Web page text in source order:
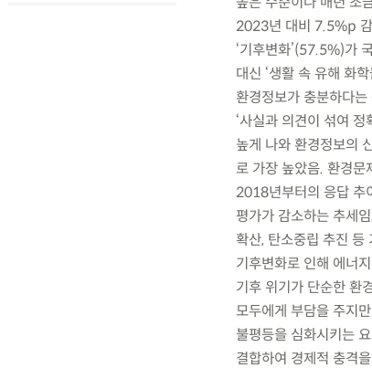
2023년 대비 7.5%p 감
‘기후변화’(57.5%)가
대신 ‘생활 속 유해 화
환경정보가 충분하다
‘사실과 의견이 섞여
높게 나와 환경정보의
로 가장 높았음. 환경
2018년부터의 응답 추
평가가 감소하는 추세
확산, 탄소중립 추진 등
기후변화로 인해 에너
기후 위기가 단순한 환
모두에게 부담을 주지
불평등을 심화시키는
결합하여 경제적 충격